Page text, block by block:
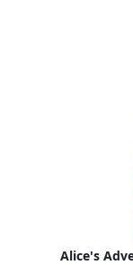
Alice's